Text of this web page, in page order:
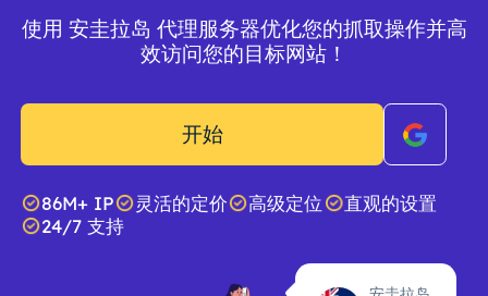
使用 安圭拉岛 代理服务器优化您的抓取操作并高
效访问您的目标网站！
开始
86M+ IP 灵活的定价 高级定位
直观的设置
24/7 支持